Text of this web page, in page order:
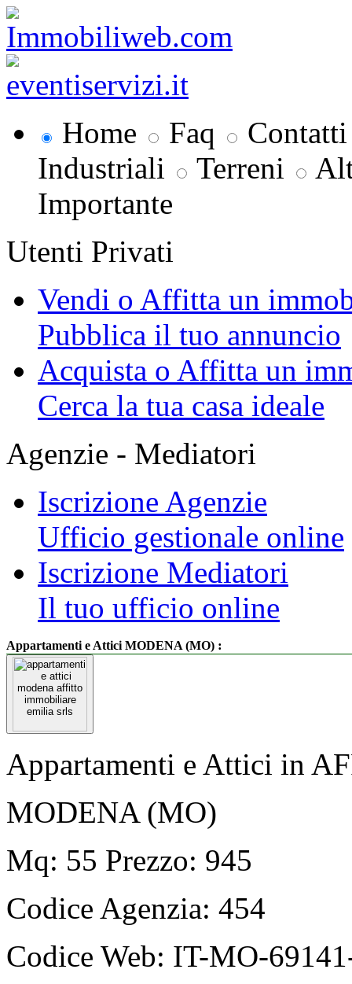
Home Faq
Contatti
Industriali
Terreni
Importante
Utenti Privati
Vendi o Affitta un
Pubblica il tuo annuncio
Acquista o Affitta un
Cerca la tua casa ideale
Agenzie - Mediatori
Iscrizione Agenzie
Ufficio gestionale online
Iscrizione Mediatori
Il tuo ufficio online
Appartamenti e Attici MODENA (MO) :
Appartamenti e Attici in
MODENA (MO)
Mq: 55 Prezzo: 945
Codice Agenzia: 454
Codice Web: IT-MO-